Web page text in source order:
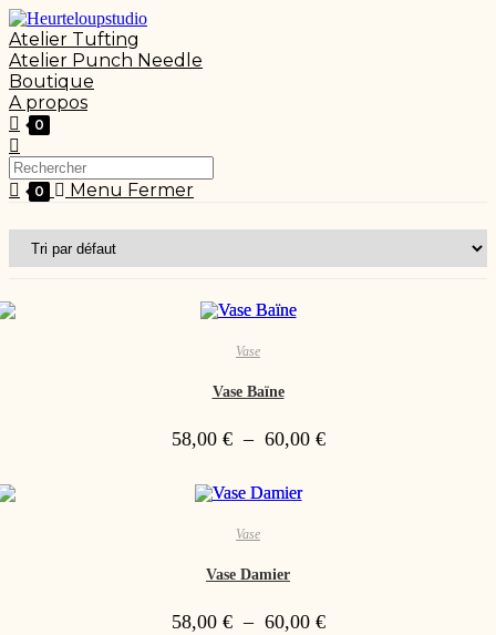
Atelier Tufting
Atelier Punch Needle
Boutique
A propos
0
0 Menu Fermer
Vase
Vase Baïne
58,00 € – 60,00 €
Vase
Vase Damier
58,00 € – 60,00 €